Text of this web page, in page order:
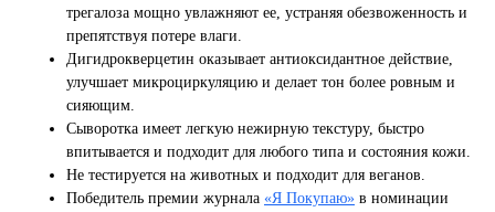
трегалоза мощно увлажняют ее, устраняя обезвоженность и
препятствуя потере влаги.
Дигидрокверцетин оказывает антиоксидантное действие,
улучшает микроциркуляцию и делает тон более ровным и
сияющим.
Сыворотка имеет легкую нежирную текстуру, быстро
впитывается и подходит для любого типа и состояния кожи.
Не тестируется на животных и подходит для веганов.
Победитель премии журнала «Я Покупаю» в номинации